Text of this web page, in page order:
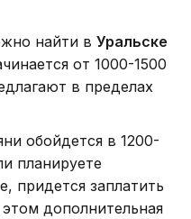
найти в Уральске
от 1000-1500
в пределах
обойдется в 1200-
планируете
придется заплатить
дополнительная